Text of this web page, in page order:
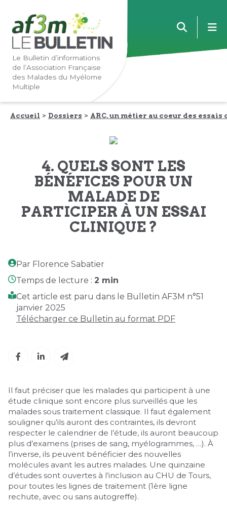
Lien
vers
navigation
principale
Lien
vers
contenu
principal
Le Bulletin d’informations
de l’Association Française
des Malades du Myélome
Multiple
Accueil Dossiers ARC, un métier au coeur des
4. QUELS SONT LES
BÉNÉFICES POUR UN
MALADE DE
PARTICIPER À UN ESSAI
CLINIQUE ?
Par Florence Sabatier
Temps de lecture : 2 min
Cet article est paru dans le Bulletin AF3M n°51
janvier 2025
Télécharger ce Bulletin au format PDF
Il faut préciser que les malades qui participent à une
étude clinique sont encore plus surveillés que les
malades sous traitement classique. Il faut également
souligner qu’ils auront des contraintes, ils devront
respecter le calendrier de l’étude, ils auront beaucoup
plus d’examens (prises de sang, myélogrammes, …). À
l’inverse, ils peuvent bénéficier des nouvelles
molécules avant les autres malades. Une quinzaine
d’études sont ouvertes à l’inclusion au CHU de Tours,
pour toutes les lignes de traitement (1ère ligne
rechute, avec ou sans autogreffe).